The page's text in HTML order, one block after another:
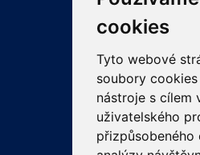
cookies
Tyto webové
soubory
nástroje s cílem
uživatelského
přizpůsobeného
PRO
PRO